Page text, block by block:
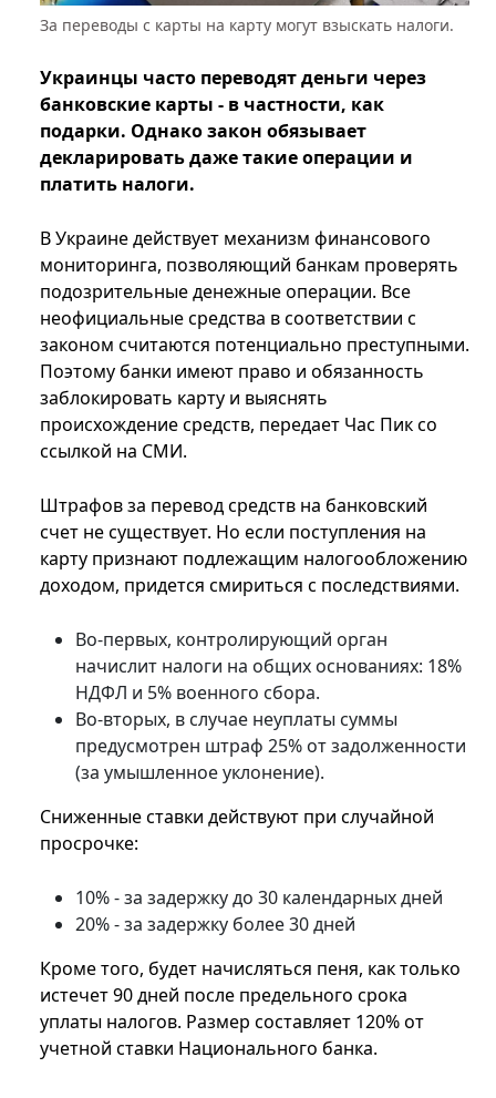
За переводы с карты на карту могут взыскать налоги.
Украинцы часто переводят деньги через
банковские карты - в частности, как
подарки. Однако закон обязывает
декларировать даже такие операции и
платить налоги.
В Украине действует механизм финансового
мониторинга, позволяющий банкам проверять
подозрительные денежные операции. Все
неофициальные средства в соответствии с
законом считаются потенциально преступными.
Поэтому банки имеют право и обязанность
заблокировать карту и выяснять
происхождение средств, передает Час Пик со
ссылкой на СМИ.
Штрафов за перевод средств на банковский
счет не существует. Но если поступления на
карту признают подлежащим налогообложению
доходом, придется смириться с последствиями.
Во-первых, контролирующий орган
начислит налоги на общих основаниях: 18%
НДФЛ и 5% военного сбора.
Во-вторых, в случае неуплаты суммы
предусмотрен штраф 25% от задолженности
(за умышленное уклонение).
Сниженные ставки действуют при случайной
просрочке:
10% - за задержку до 30 календарных дней
20% - за задержку более 30 дней
Кроме того, будет начисляться пеня, как только
истечет 90 дней после предельного срока
уплаты налогов. Размер составляет 120% от
учетной ставки Национального банка.